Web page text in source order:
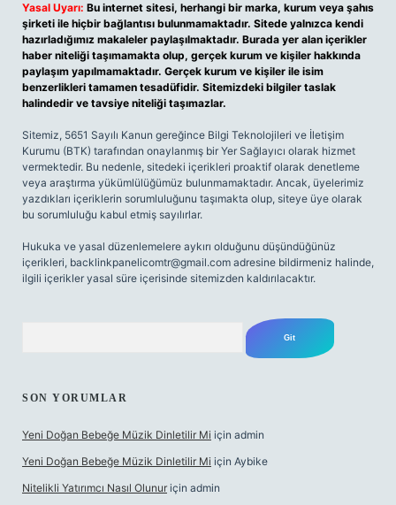
Yasal Uyarı: Bu internet sitesi, herhangi bir marka, kurum veya şahıs
şirketi ile hiçbir bağlantısı bulunmamaktadır. Sitede yalnızca kendi
hazırladığımız makaleler paylaşılmaktadır. Burada yer alan içerikler
haber niteliği taşımamakta olup, gerçek kurum ve kişiler hakkında
paylaşım yapılmamaktadır. Gerçek kurum ve kişiler ile isim
benzerlikleri tamamen tesadüfidir. Sitemizdeki bilgiler taslak
halindedir ve tavsiye niteliği taşımazlar.
Sitemiz, 5651 Sayılı Kanun gereğince Bilgi Teknolojileri ve İletişim
Kurumu (BTK) tarafından onaylanmış bir Yer Sağlayıcı olarak hizmet
vermektedir. Bu nedenle, sitedeki içerikleri proaktif olarak denetleme
veya araştırma yükümlülüğümüz bulunmamaktadır. Ancak, üyelerimiz
yazdıkları içeriklerin sorumluluğunu taşımakta olup, siteye üye olarak
bu sorumluluğu kabul etmiş sayılırlar.
Hukuka ve yasal düzenlemelere aykırı olduğunu düşündüğünüz
içerikleri, backlinkpanelicomtr@gmail.com adresine bildirmeniz halinde,
ilgili içerikler yasal süre içerisinde sitemizden kaldırılacaktır.
SON YORUMLAR
Yeni Doğan Bebeğe Müzik Dinletilir Mi için admin
Yeni Doğan Bebeğe Müzik Dinletilir Mi için Aybike
Nitelikli Yatırımcı Nasıl Olunur için admin